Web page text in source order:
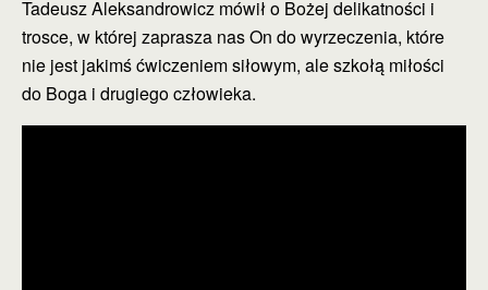
Tadeusz Aleksandrowicz mówił o Bożej delikatności i
trosce, w której zaprasza nas On do wyrzeczenia, które
nie jest jakimś ćwiczeniem siłowym, ale szkołą miłości
do Boga i drugiego człowieka.